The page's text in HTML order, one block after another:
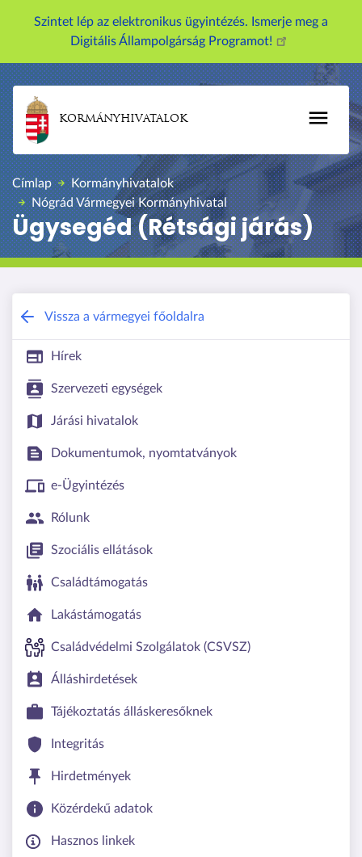
á
a
a
r
t
a
l
o
r
a
Szintet lép az elektronikus ügyintézés. Ismerje meg a
Digitális Állampolgárság Programot!
KORMÁNYHIVATALOK
Címlap
Kormányhivatalok
Nógrád Vármegyei Kormányhivatal
Ügysegéd (Rétsági járás)
Nógrád Vármegyei Kormányhivatal
Vissza a vármegyei főoldalra
Hírek
Szervezeti egységek
Járási hivatalok
Dokumentumok, nyomtatványok
e-Ügyintézés
Rólunk
Szociális ellátások
Családtámogatás
Lakástámogatás
Családvédelmi Szolgálatok (CSVSZ)
Álláshirdetések
Tájékoztatás álláskeresőknek
Integritás
Hirdetmények
Közérdekű adatok
Hasznos linkek